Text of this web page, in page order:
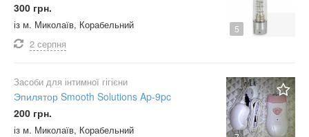
5
300 грн.
із м. Миколаїв, Корабельний
2 серпня
Засоби для інтимної гігієни
Эпилятор Smooth Solutions Ap-9pc
200 грн.
із м. Миколаїв, Корабельний